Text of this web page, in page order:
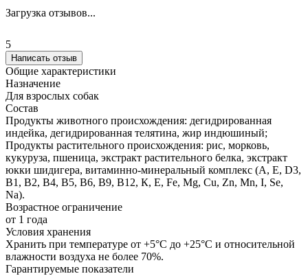
Загрузка отзывов...
5
Написать отзыв
Общие характеристики
Назначение
Для взрослых собак
Состав
Продукты животного происхождения: дегидрированная
индейка, дегидрированная телятина, жир индюшиный;
Продукты растительного происхождения: рис, морковь,
кукуруза, пшеница, экстракт растительного белка, экстракт
юкки шидигера, витаминно-минеральный комплекс (А, E, D3,
В1, В2, В4, В5, В6, В9, В12, К, Е, Fe, Mg, Cu, Zn, Mn, I, Se,
Na).
Возрастное ограничение
от 1 года
Условия хранения
Хранить при температуре от +5°С до +25°С и относительной
влажности воздуха не более 70%.
Гарантируемые показатели